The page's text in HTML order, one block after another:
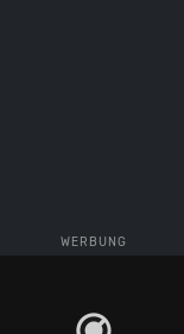
WERBUNG